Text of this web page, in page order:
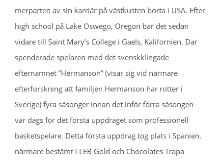
merparten av sin karriär på västkusten borta i USA. Efter
high school på Lake Oswego, Oregon bar det sedan
vidare till Saint Mary’s College i Gaels, Kalifornien. Där
spenderade spelaren med det svenskklingade
efternamnet ”Hermanson” (visar sig vid närmare
efterforskning att familjen Hermanson har rötter i
Sverige) fyra säsonger innan det inför förra säsongen
var dags för det första uppdraget som professionell
basketspelare. Detta första uppdrag tog plats i Spanien,
närmare bestämt i LEB Gold och Chocolates Trapa